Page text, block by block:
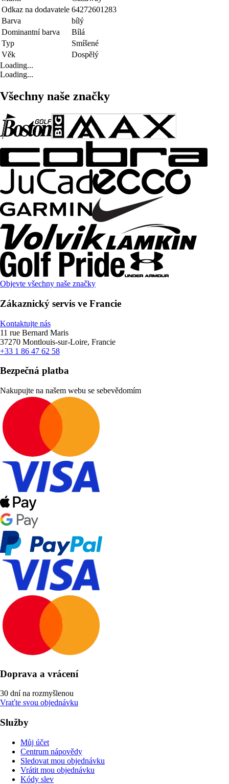
Odkaz na dodavatele 64272601283
Barva
bílý
Dominantní barva
Bílá
Typ
Smíšené
Věk
Dospělý
Loading...
Loading...
Všechny naše značky
Objevte všechny naše značky
Zákaznický servis ve Francie
Kontaktujte nás
11 rue Bernard Maris
37270 Montlouis-sur-Loire, Francie
+33 1 86 47 62 58
Bezpečná platba
Nakupujte na našem webu se sebevědomím
Doprava a vrácení
30 dní na rozmyšlenou
Vraťte svou objednávku
Služby
Můj účet
Centrum nápovědy
Sledovat mou objednávku
Vrátit mou objednávku
Kódy slev